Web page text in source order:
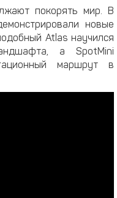
покорять мир. В
новые
Atlas научился
а SpotMini
маршрут в